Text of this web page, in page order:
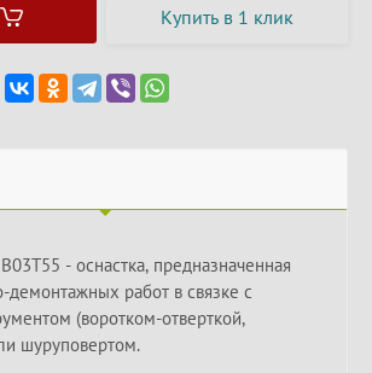
Купить в 1 клик
- оснастка, предназначенная
демонтажных работ в связке с
(воротком-отверткой,
шуруповертом.